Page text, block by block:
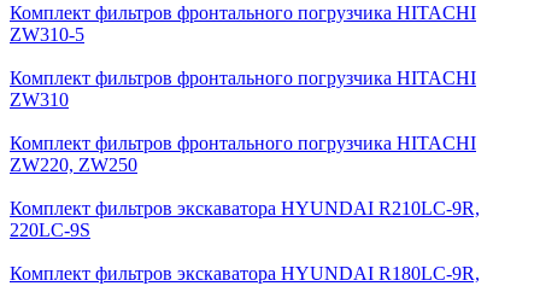
Комплект фильтров фронтального погрузчика HITACHI
ZW310-5
Комплект фильтров фронтального погрузчика HITACHI
ZW310
Комплект фильтров фронтального погрузчика HITACHI
ZW220, ZW250
Комплект фильтров экскаватора HYUNDAI R210LC-9R,
220LC-9S
Комплект фильтров экскаватора HYUNDAI R180LC-9R,